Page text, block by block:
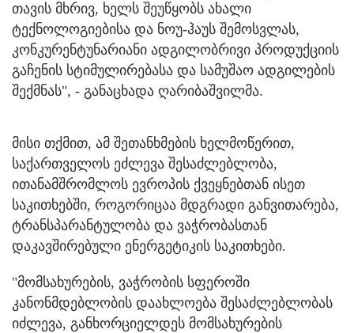
თავის მხრივ, ხელს შეუწყობს ახალი
ტექნოლოგიებისა და ნოუ-ჰაუს შემოსვლას,
კონკურენტუნარიანი ადგილობრივი პროდუქციის
გაჩენის სტიმულირებასა და სამუშაო ადგილების
შექმნას", - განაცხადა ღარიბაშვილმა.
მისი თქმით, ამ შეთანხმების ხელმოწერით,
საქართველოს ეძლევა შესაძლებლობა,
ითანამშრომლოს ევროპის ქვეყნებთან ისეთ
საკითხებში, როგორიცაა მდგრადი განვითარება,
ტრანსპარანტულობა და ვაჭრობასთან
დაკავშირებული ენერგეტიკის საკითხები.
"მომსახურების, ვაჭრობის სფეროში
კანონმდებლობის დაახლოება შესაძლებლობას
იძლევა, განხორციელდეს მომსახურების